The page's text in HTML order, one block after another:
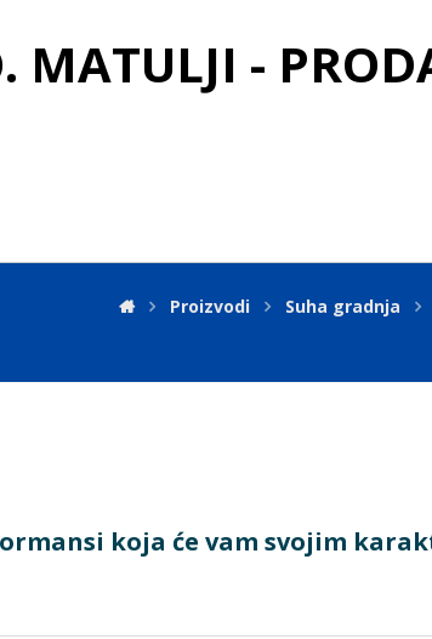
MATULJI -
Proizvodi Suha gradnja
koja će vam svojim